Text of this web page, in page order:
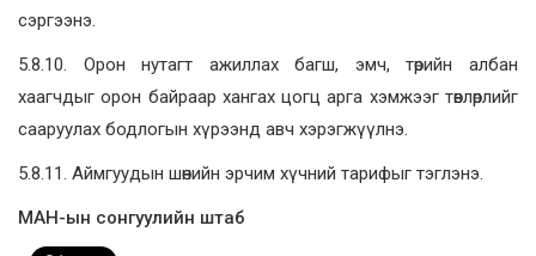
сэргээнэ.
5.8.10. Орон нутагт ажиллах багш, эмч, төрийн албан
хаагчдыг орон байраар хангах цогц арга хэмжээг төвлөрлийг
сааруулах бодлогын хүрээнд авч хэрэгжүүлнэ.
5.8.11. Аймгуудын шөнийн эрчим хүчний тарифыг тэглэнэ.
МАН-ын сонгуулийн штаб